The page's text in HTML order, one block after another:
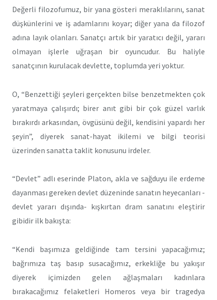
Değerli filozofumuz, bir yana gösteri meraklılarını, sanat
düşkünlerini ve iş adamlarını koyar; diğer yana da filozof
adına layık olanları. Sanatçı artık bir yaratıcı değil, yararı
olmayan işlerle uğraşan bir oyuncudur. Bu haliyle
sanatçının kurulacak devlette, toplumda yeri yoktur.
O, “Benzettiği şeyleri gerçekten bilse benzetmekten çok
yaratmaya çalışırdı; birer anıt gibi bir çok güzel varlık
bırakırdı arkasından, övgüsünü değil, kendisini yapardı her
şeyin”, diyerek sanat-hayat ikilemi ve bilgi teorisi
üzerinden sanatta taklit konusunu irdeler.
“Devlet” adlı eserinde Platon, akla ve sağduyu ile erdeme
dayanması gereken devlet düzeninde sanatın heyecanları -
devlet yararı dışında- kışkırtan dram sanatını eleştirir
gibidir ilk bakışta:
“Kendi başımıza geldiğinde tam tersini yapacağımız;
bağrımıza taş basıp susacağımız, erkekliğe bu yakışır
diyerek içimizden gelen ağlaşmaları kadınlara
bırakacağımız felaketleri Homeros veya bir tragedya